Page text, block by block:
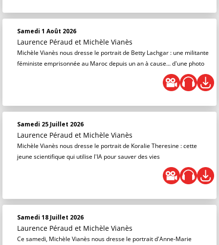
Samedi 1 Août 2026
Laurence Péraud et Michèle Vianès
Michèle Vianès nous dresse le portrait de Betty Lachgar : une militante
féministe emprisonnée au Maroc depuis un an à cause... d'une photo
Samedi 25 Juillet 2026
Laurence Péraud et Michèle Vianès
Michèle Vianès nous dresse le portrait de Koralie Theresine : cette
jeune scientifique qui utilise l'IA pour sauver des vies
Samedi 18 Juillet 2026
Laurence Péraud et Michèle Vianès
Ce samedi, Michèle Vianès nous dresse le portrait d'Anne-Marie